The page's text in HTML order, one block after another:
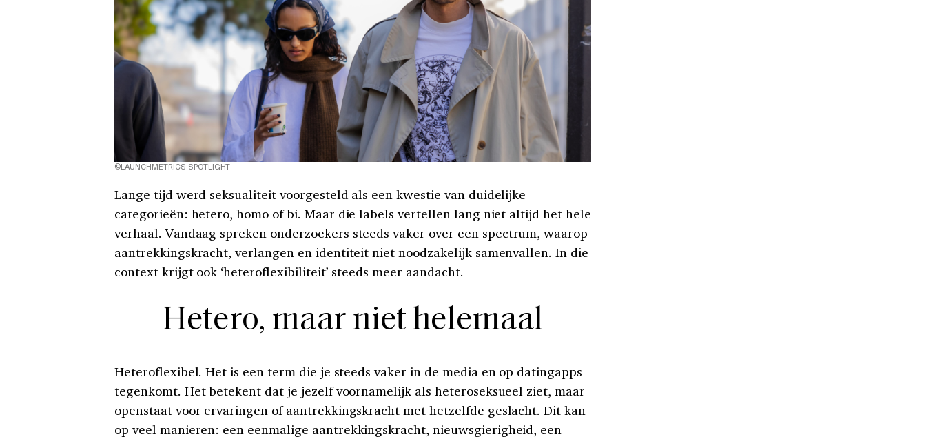
©LAUNCHMETRICS SPOTLIGHT
Lange tijd werd seksualiteit voorgesteld als een kwestie van duidelijke
categorieën: hetero, homo of bi. Maar die labels vertellen lang niet altijd het hele
verhaal. Vandaag spreken onderzoekers steeds vaker over een spectrum, waarop
aantrekkingskracht, verlangen en identiteit niet noodzakelijk samenvallen. In die
context krijgt ook ‘heteroflexibiliteit’ steeds meer aandacht.
Hetero, maar niet helemaal
Heteroflexibel. Het is een term die je steeds vaker in de media en op datingapps
tegenkomt. Het betekent dat je jezelf voornamelijk als heteroseksueel ziet, maar
openstaat voor ervaringen of aantrekkingskracht met hetzelfde geslacht. Dit kan
op veel manieren: een eenmalige aantrekkingskracht, nieuwsgierigheid, een